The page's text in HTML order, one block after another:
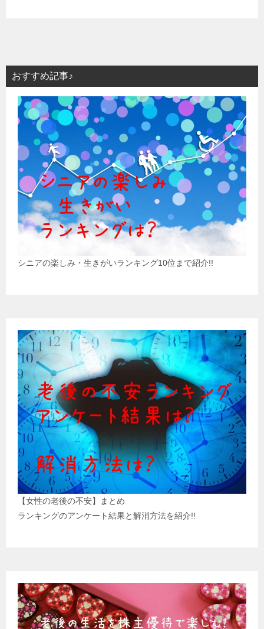
おすすめ記事♪
シニアの楽しみ・生きがいランキング10位まで紹介!!
【女性の老後の不安】まとめ
ランキングのアンケート結果と解消方法を紹介!!